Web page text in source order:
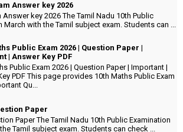
Answer key 2026
Answer key 2026 The Tamil Nadu 10th Public
with the Tamil subject exam. Students can ...
Public Exam 2026 | Question Paper |
| Answer Key PDF
Public Exam 2026 | Question Paper | Important |
PDF This page provides 10th Maths Public Exam
Qu...
Paper
Paper The Tamil Nadu 10th Public Examination
Tamil subject exam. Students can check ...